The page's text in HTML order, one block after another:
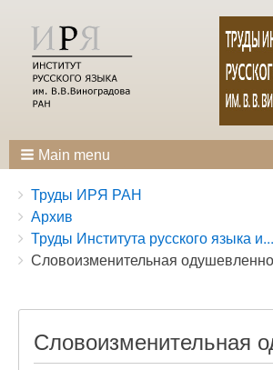
Main menu
Breadcrumbs
You
are
here:
Труды ИРЯ РАН
Архив
Труды Института русского языка и...
Словоизменительная
Словоизменительная